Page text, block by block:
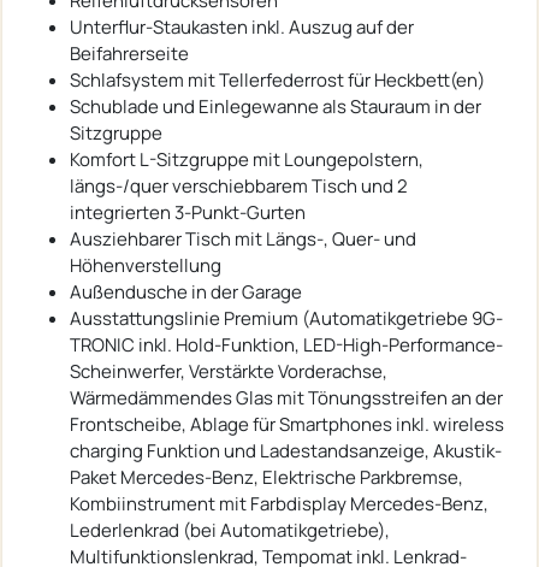
Unterflur-Staukasten inkl. Auszug auf der
Beifahrerseite
Schlafsystem mit Tellerfederrost für Heckbett(en)
Schublade und Einlegewanne als Stauraum in der
Sitzgruppe
Komfort L-Sitzgruppe mit Loungepolstern,
längs-/quer verschiebbarem Tisch und 2
integrierten 3-Punkt-Gurten
Ausziehbarer Tisch mit Längs-, Quer- und
Höhenverstellung
Außendusche in der Garage
Ausstattungslinie Premium (Automatikgetriebe 9G-
TRONIC inkl. Hold-Funktion, LED-High-Performance-
Scheinwerfer, Verstärkte Vorderachse,
Wärmedämmendes Glas mit Tönungsstreifen an der
Frontscheibe, Ablage für Smartphones inkl. wireless
charging Funktion und Ladestandsanzeige, Akustik-
Paket Mercedes-Benz, Elektrische Parkbremse,
Kombiinstrument mit Farbdisplay Mercedes-Benz,
Lederlenkrad (bei Automatikgetriebe),
Multifunktionslenkrad, Tempomat inkl. Lenkrad-